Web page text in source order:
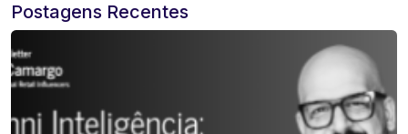
Postagens Recentes